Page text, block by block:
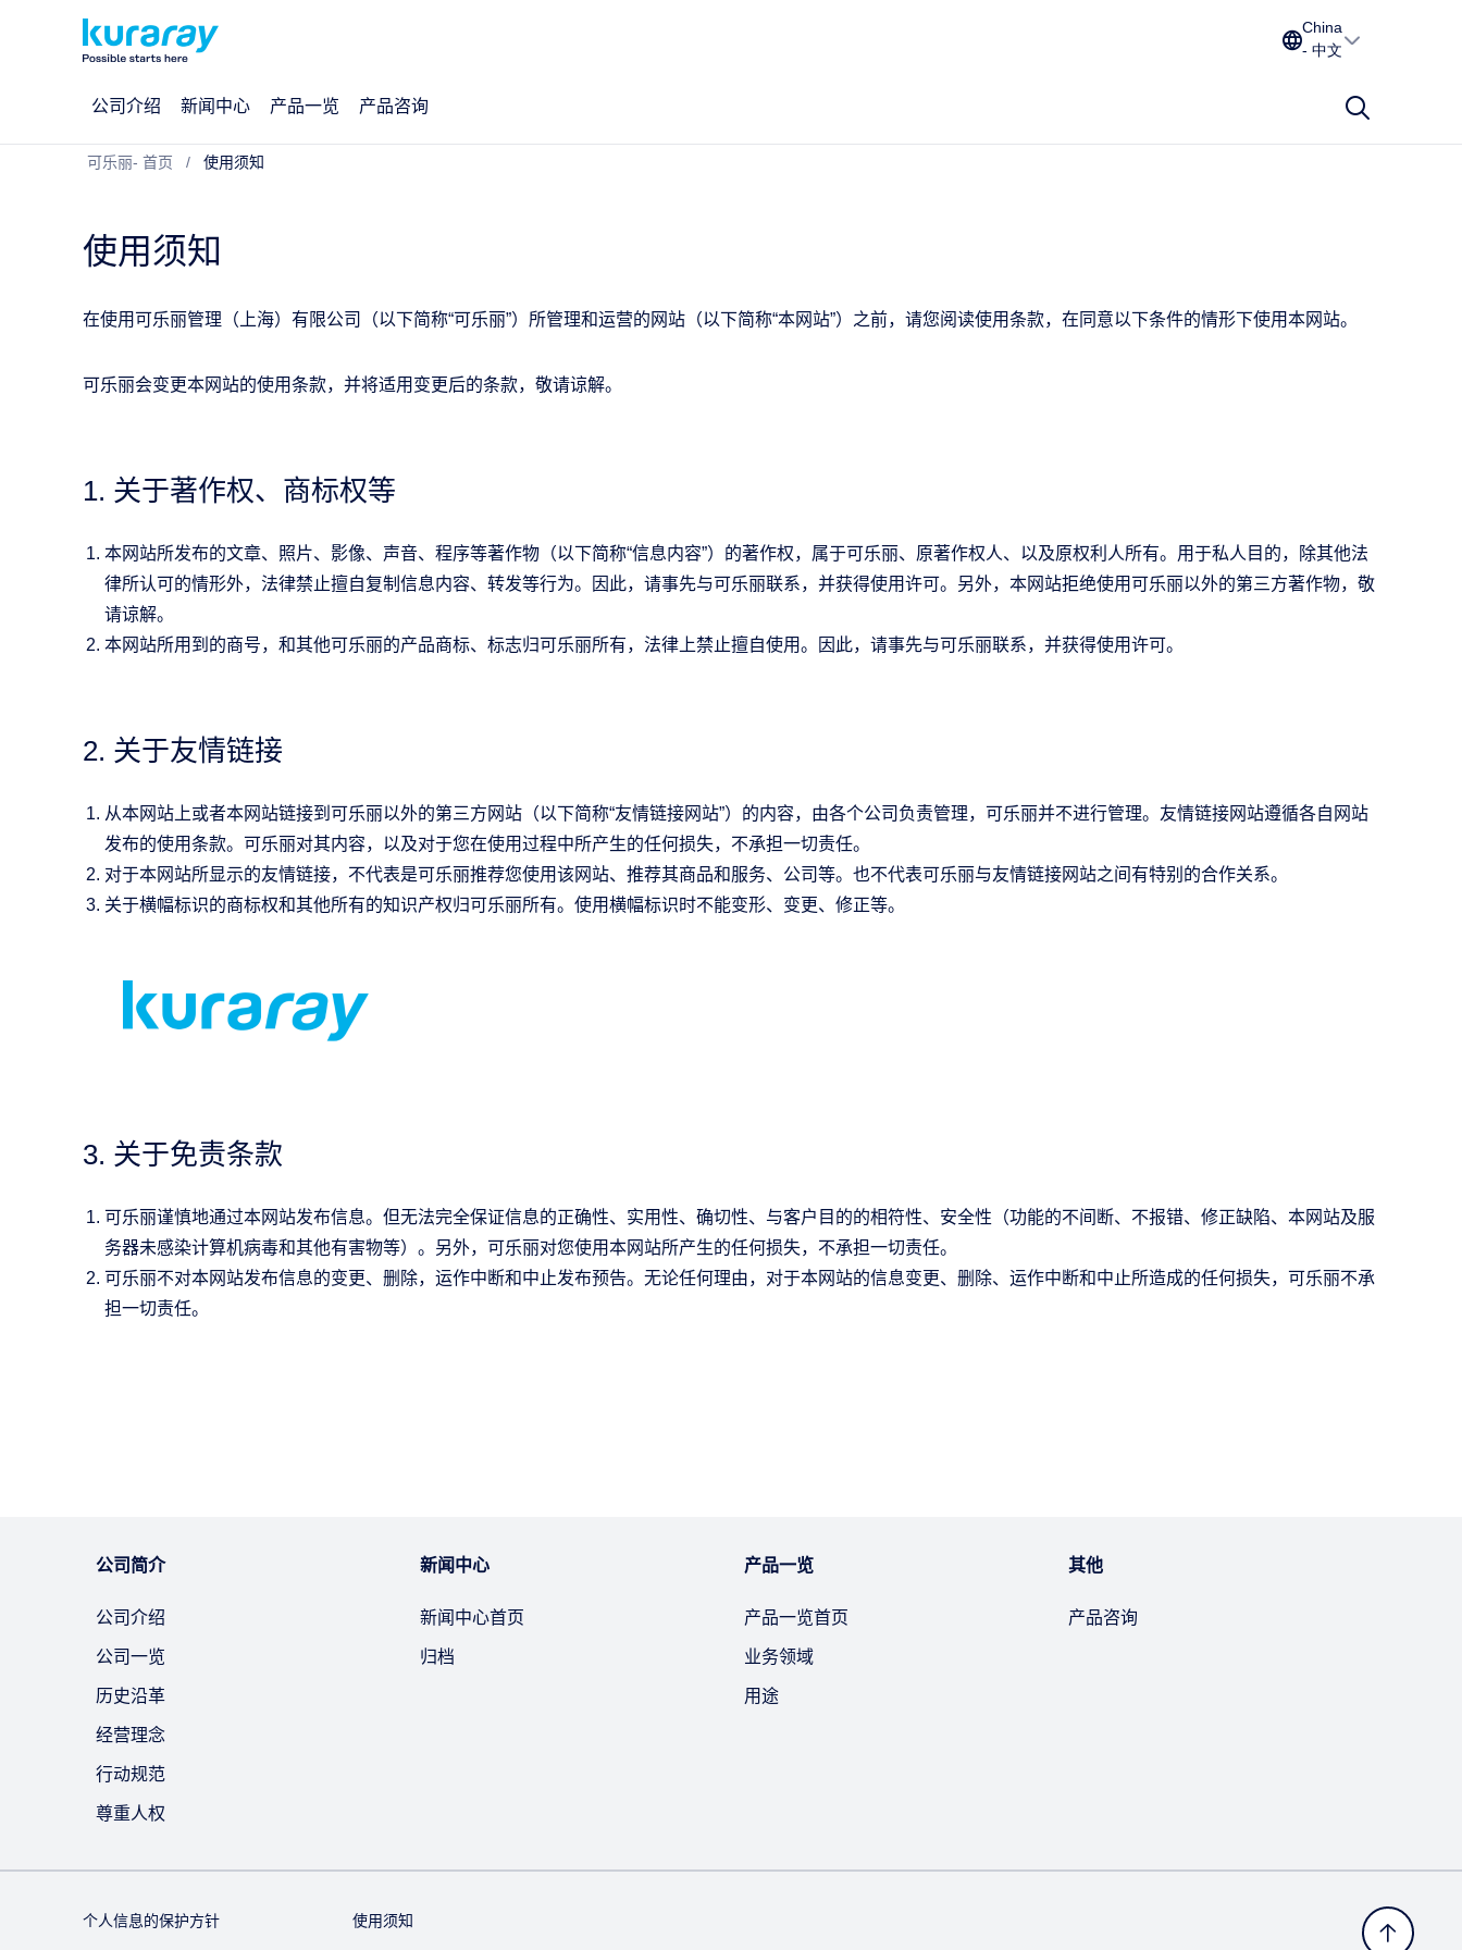
China
- 中文
公司介绍 新闻中心 产品一览 产品咨询
可乐丽- 首页 使用须知
使用须知
在使用可乐丽管理（上海）有限公司（以下简称“可乐丽”）所管理和运营的网站（以下简称“本网站”）之前，请您阅读使用条款，在同意以下条件的情形下使用本网站。
可乐丽会变更本网站的使用条款，并将适用变更后的条款，敬请谅解。
1. 关于著作权、商标权等
本网站所发布的文章、照片、影像、声音、程序等著作物（以下简称“信息内容”）的著作权，属于可乐丽、原著作权人、以及原权利人所有。用于私人目的，除其他法
律所认可的情形外，法律禁止擅自复制信息内容、转发等行为。因此，请事先与可乐丽联系，并获得使用许可。另外，本网站拒绝使用可乐丽以外的第三方著作物，敬
请谅解。
本网站所用到的商号，和其他可乐丽的产品商标、标志归可乐丽所有，法律上禁止擅自使用。因此，请事先与可乐丽联系，并获得使用许可。
2. 关于友情链接
从本网站上或者本网站链接到可乐丽以外的第三方网站（以下简称“友情链接网站”）的内容，由各个公司负责管理，可乐丽并不进行管理。友情链接网站遵循各自网站
发布的使用条款。可乐丽对其内容，以及对于您在使用过程中所产生的任何损失，不承担一切责任。
对于本网站所显示的友情链接，不代表是可乐丽推荐您使用该网站、推荐其商品和服务、公司等。也不代表可乐丽与友情链接网站之间有特别的合作关系。
关于横幅标识的商标权和其他所有的知识产权归可乐丽所有。使用横幅标识时不能变形、变更、修正等。
3. 关于免责条款
可乐丽谨慎地通过本网站发布信息。但无法完全保证信息的正确性、实用性、确切性、与客户目的的相符性、安全性（功能的不间断、不报错、修正缺陷、本网站及服
务器未感染计算机病毒和其他有害物等）。另外，可乐丽对您使用本网站所产生的任何损失，不承担一切责任。
可乐丽不对本网站发布信息的变更、删除，运作中断和中止发布预告。无论任何理由，对于本网站的信息变更、删除、运作中断和中止所造成的任何损失，可乐丽不承
担一切责任。
公司简介
公司介绍
公司一览
历史沿革
经营理念
行动规范
尊重人权
新闻中心
新闻中心首页
归档
产品一览
产品一览首页
业务领域
用途
其他
产品咨询
个人信息的保护方针 使用须知